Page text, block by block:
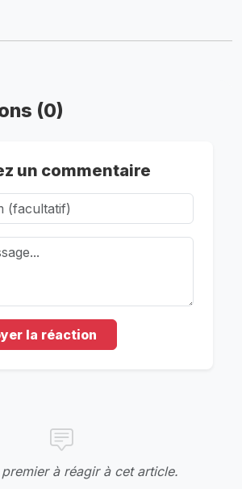
(0)
un commentaire
la réaction
à réagir à cet article.